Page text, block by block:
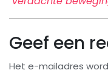
Geef een
Het e-mailadres